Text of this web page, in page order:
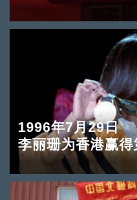
1996年7月29日
李丽珊为香港赢